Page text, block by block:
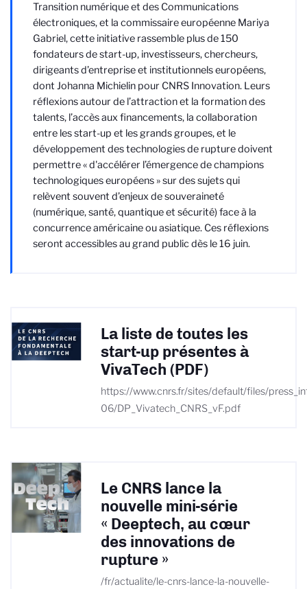
Transition numérique et des Communications
électroniques, et la commissaire européenne Mariya
Gabriel, cette initiative rassemble plus de 150
fondateurs de start-up, investisseurs, chercheurs,
dirigeants d’entreprise et institutionnels européens,
dont Johanna Michielin pour CNRS Innovation. Leurs
réflexions autour de l’attraction et la formation des
talents, l’accès aux financements, la collaboration
entre les start-up et les grands groupes, et le
développement des technologies de rupture doivent
permettre « d'accélérer l’émergence de champions
technologiques européens » sur des sujets qui
relèvent souvent d’enjeux de souveraineté
(numérique, santé, quantique et sécurité) face à la
concurrence américaine ou asiatique. Ces réflexions
seront accessibles au grand public dès le 16 juin.
La liste de toutes les
start-up présentes à
VivaTech (PDF)
https://www.cnrs.fr/sites/default/files/
06/DP_Vivatech_CNRS_vF.pdf
Le CNRS lance la
nouvelle mini-série
« Deeptech, au cœur
des innovations de
rupture »
/fr/actualite/le-cnrs-lance-la-nouvelle-